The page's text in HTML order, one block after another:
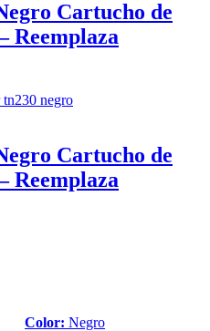
Cartucho de
Reemplaza
Cartucho de
Reemplaza
Color: Negro